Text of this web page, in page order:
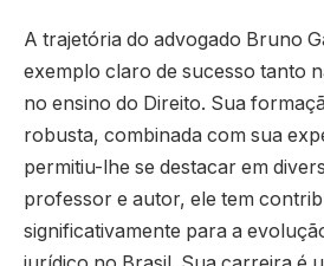
A trajetória do advogado Bruno
exemplo claro de sucesso tanto
no ensino do Direito. Sua
robusta, combinada com sua
permitiu-lhe se destacar em
professor e autor, ele tem
significativamente para a